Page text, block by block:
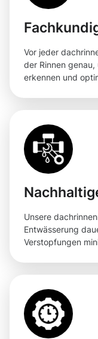
Vor jeder
der Rinnen
erkennen und
Unsere
Entwässerung
Verstopfungen